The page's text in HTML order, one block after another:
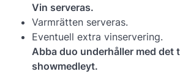
Vin serveras.
Varmrätten serveras.
Eventuell extra vinservering.
Abba duo underhåller med det
showmedleyt.